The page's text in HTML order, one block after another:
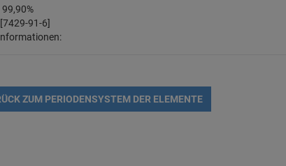
91-6]
ZUM PERIODENSYSTEM DER ELEMENTE